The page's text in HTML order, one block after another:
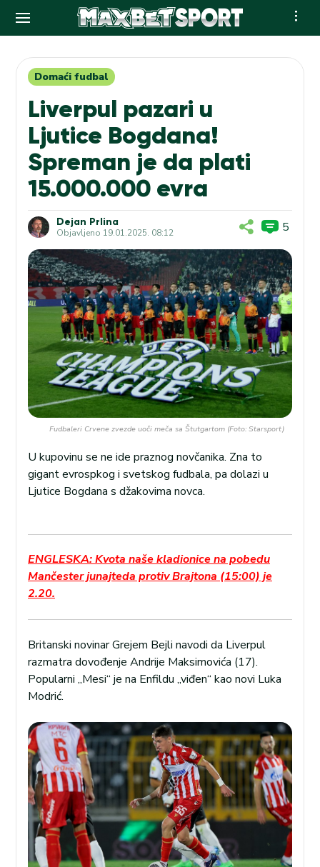
contentDomaći fudbal
Liverpul pazari u
Ljutice Bogdana!
Spreman je da plati
15.000.000 evra
Dejan Prlina
Objavljeno 19.01.2025. 08:12 5
Fudbaleri Crvene zvezde uoči meča sa Štutgartom (Foto: Starsport)
U kupovinu se ne ide praznog novčanika. Zna to
gigant evrospkog i svetskog fudbala, pa dolazi u
Ljutice Bogdana s džakovima novca.
ENGLESKA: Kvota naše kladionice na pobedu
Mančester junajteda protiv Brajtona (15:00) je
2.20.
Britanski novinar Grejem Bejli navodi da Liverpul
razmatra dovođenje Andrije Maksimovića (17).
Popularni „Mesi“ je na Enfildu „viđen“ kao novi Luka
Modrić.